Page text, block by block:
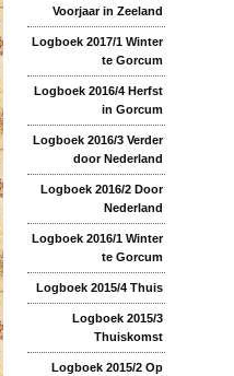
Voorjaar in Zeeland
Logboek 2017/1 Winter
te Gorcum
Logboek 2016/4 Herfst
in Gorcum
Logboek 2016/3 Verder
door Nederland
Logboek 2016/2 Door
Nederland
Logboek 2016/1 Winter
te Gorcum
Logboek 2015/4 Thuis
Logboek 2015/3
Thuiskomst
Logboek 2015/2 Op